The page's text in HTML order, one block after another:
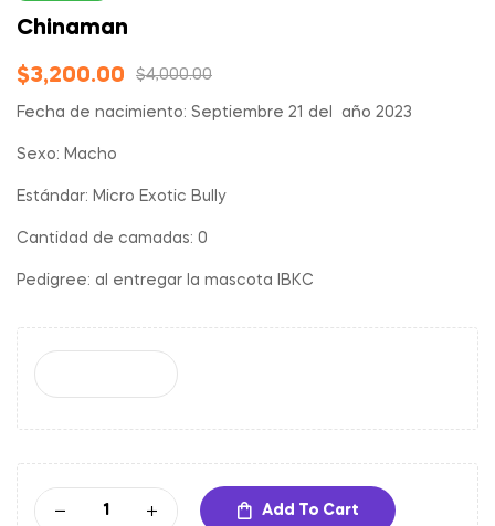
Chinaman
$4,000.00
$3,200.00
Fecha de nacimiento: Septiembre 21 del año 2023
Sexo: Macho
Estándar: Micro Exotic Bully
Cantidad de camadas: 0
Pedigree: al entregar la mascota IBKC
Add To Cart